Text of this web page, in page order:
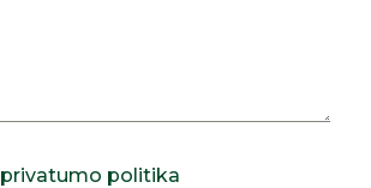
privatumo politika